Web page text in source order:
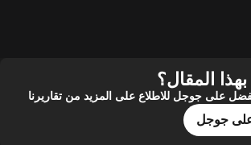
المقال؟
على جوجل للاطلاع على المزيد من تقاريرنا